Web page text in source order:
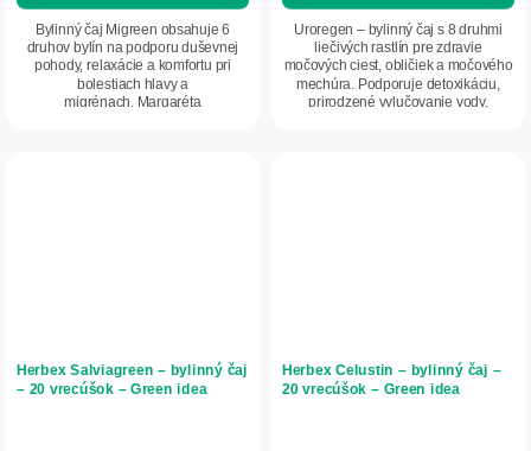
Bylinný čaj Migreen obsahuje 6
druhov bylín na podporu duševnej
pohody, relaxácie a komfortu pri
bolestiach hlavy a
migrénach. Margaréta
Uroregen – bylinný čaj s 8 druhmi
liečivých rastlín pre zdravie
močových ciest, obličiek a močového
mechúra. Podporuje detoxikáciu,
prirodzené vylučovanie vody,
Herbex Salviagreen – bylinný čaj
– 20 vrecúšok – Green idea
Herbex Celustin – bylinný čaj –
20 vrecúšok – Green idea